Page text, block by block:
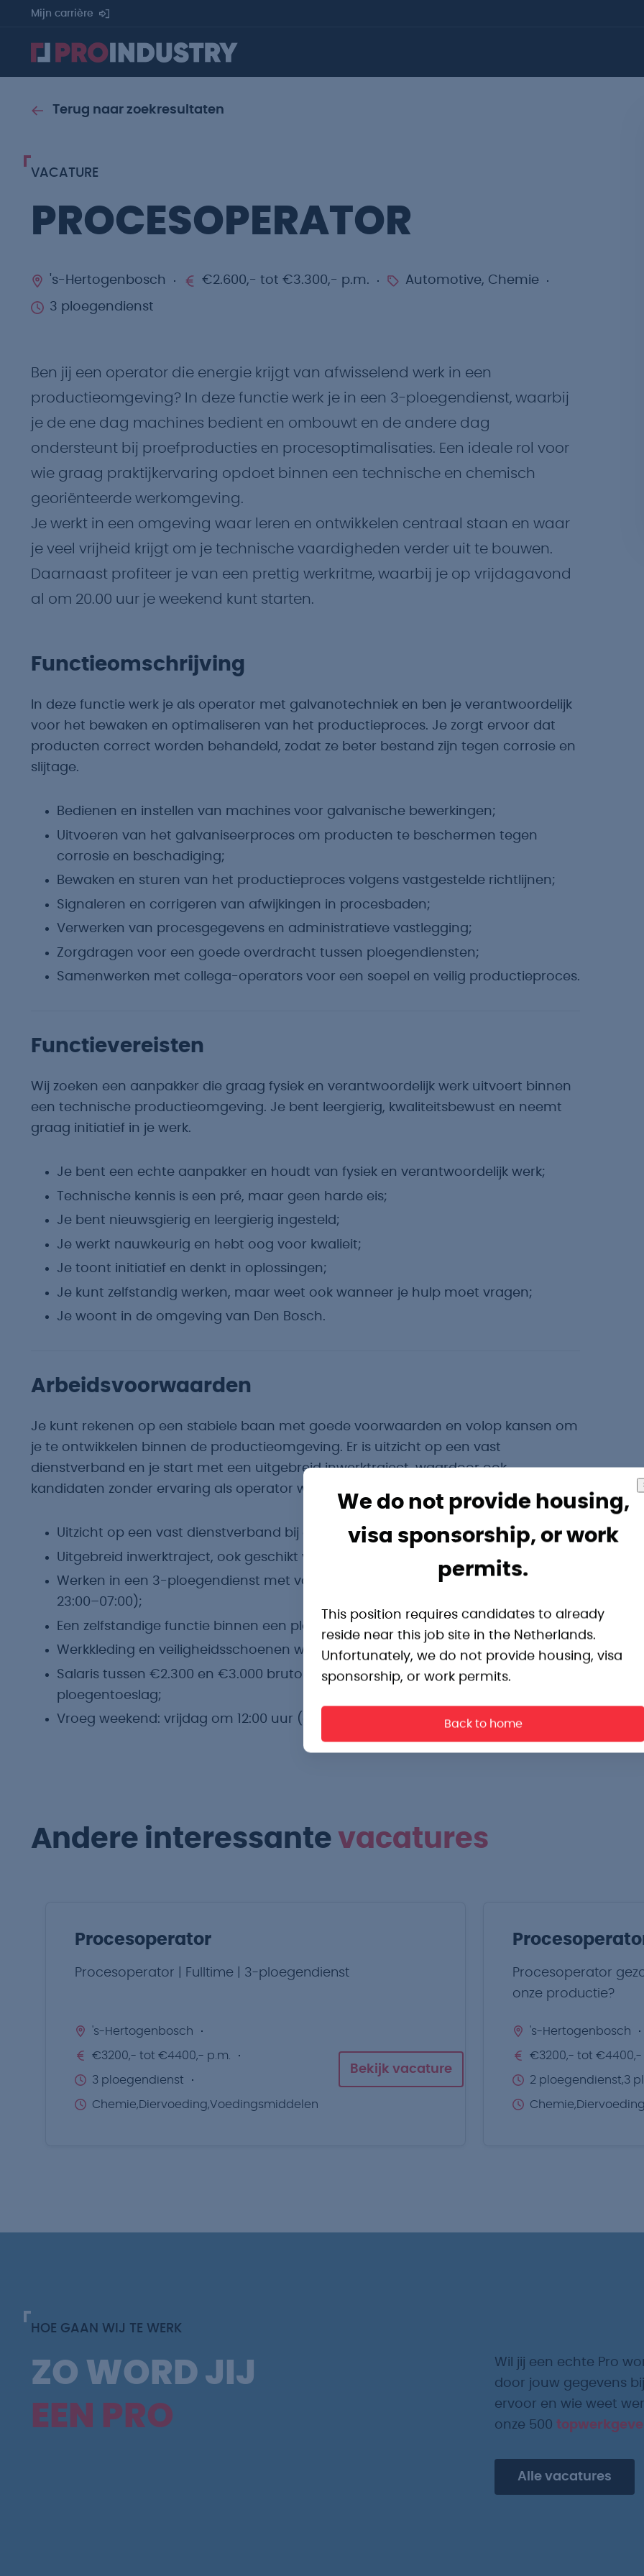
We do not provide housing,
visa sponsorship, or work
permits.
This position requires candidates to already
reside near this job site in the Netherlands.
Unfortunately, we do not provide housing, visa
sponsorship, or work permits.
Back to home
Mijn carrière
Terug naar zoekresultaten
VACATURE
PROCESOPERATOR
's-Hertogenbosch €2.600,- tot €3.300,- p.m. Automotive, Chemie
3 ploegendienst
Ben jij een operator die energie krijgt van afwisselend werk in een
productieomgeving? In deze functie werk je in een 3-ploegendienst, waarbij
je de ene dag machines bedient en ombouwt en de andere dag
ondersteunt bij proefproducties en procesoptimalisaties. Een ideale rol voor
wie graag praktijkervaring opdoet binnen een technische en chemisch
georiënteerde werkomgeving.
Je werkt in een omgeving waar leren en ontwikkelen centraal staan en waar
je veel vrijheid krijgt om je technische vaardigheden verder uit te bouwen.
Daarnaast profiteer je van een prettig werkritme, waarbij je op vrijdagavond
al om 20.00 uur je weekend kunt starten.
Functieomschrijving
In deze functie werk je als operator met galvanotechniek en ben je verantwoordelijk
voor het bewaken en optimaliseren van het productieproces. Je zorgt ervoor dat
producten correct worden behandeld, zodat ze beter bestand zijn tegen corrosie en
slijtage.
Bedienen en instellen van machines voor galvanische bewerkingen;
Uitvoeren van het galvaniseerproces om producten te beschermen tegen
corrosie en beschadiging;
Bewaken en sturen van het productieproces volgens vastgestelde richtlijnen;
Signaleren en corrigeren van afwijkingen in procesbaden;
Verwerken van procesgegevens en administratieve vastlegging;
Zorgdragen voor een goede overdracht tussen ploegendiensten;
Samenwerken met collega-operators voor een soepel en veilig productieproces.
Functievereisten
Wij zoeken een aanpakker die graag fysiek en verantwoordelijk werk uitvoert binnen
een technische productieomgeving. Je bent leergierig, kwaliteitsbewust en neemt
graag initiatief in je werk.
Je bent een echte aanpakker en houdt van fysiek en verantwoordelijk werk;
Technische kennis is een pré, maar geen harde eis;
Je bent nieuwsgierig en leergierig ingesteld;
Je werkt nauwkeurig en hebt oog voor kwalieit;
Je toont initiatief en denkt in oplossingen;
Je kunt zelfstandig werken, maar weet ook wanneer je hulp moet vragen;
Je woont in de omgeving van Den Bosch.
Arbeidsvoorwaarden
Je kunt rekenen op een stabiele baan met goede voorwaarden en volop kansen om
je te ontwikkelen binnen de productieomgeving. Er is uitzicht op een vast
dienstverband en je start met een uitgebreid inwerktraject, waardoor ook
kandidaten zonder ervaring als operator welkom zijn.
Uitzicht op een vast dienstverband bij een stabiele werkgever;
Uitgebreid inwerktraject, ook geschikt voor starters zonder operatorervaring;
Werken in een 3-ploegendienst met vaste werktijden (07:00–15:00 / 15:00–23:00 /
23:00–07:00);
Een zelfstandige functie binnen een ploeg van circa 8 collega’s;
Werkkleding en veiligheidsschoenen worden verzorgd;
Salaris tussen €2.300 en €3.000 bruto per maand o.b.v. fulltime, plus 19%
ploegentoeslag;
Vroeg weekend: vrijdag om 12:00 uur (dagdienst) of 20:00 uur (late dienst).
Andere interessante vacatures
Procesoperator
Procesoperator | Fulltime | 3-ploegendienst
's-Hertogenbosch
€3200,- tot €4400,- p.m.
3 ploegendienst
Chemie,Diervoeding,Voedingsmiddelen
Bekijk vacature
Procesoperator
onze productie?
's-Hertogenbosch
€3200,- tot €4400,-
2 ploegendienst,3
HOE GAAN WIJ TE WERK
ZO WORD JIJ
EEN PRO
Wil jij een echte Pro
door jouw gegevens
ervoor en wie weet
onze 500
Alle vacatures